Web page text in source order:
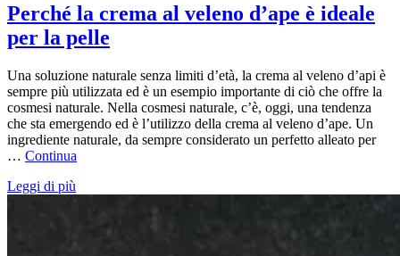
Perché la crema al veleno d’ape è ideale
per la pelle
Una soluzione naturale senza limiti d’età, la crema al veleno d’api è
sempre più utilizzata ed è un esempio importante di ciò che offre la
cosmesi naturale. Nella cosmesi naturale, c’è, oggi, una tendenza
che sta emergendo ed è l’utilizzo della crema al veleno d’ape. Un
ingrediente naturale, da sempre considerato un perfetto alleato per
… Continua
Leggi di più